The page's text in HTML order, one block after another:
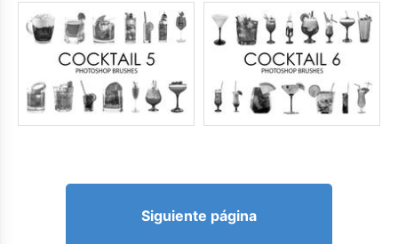
Siguiente página